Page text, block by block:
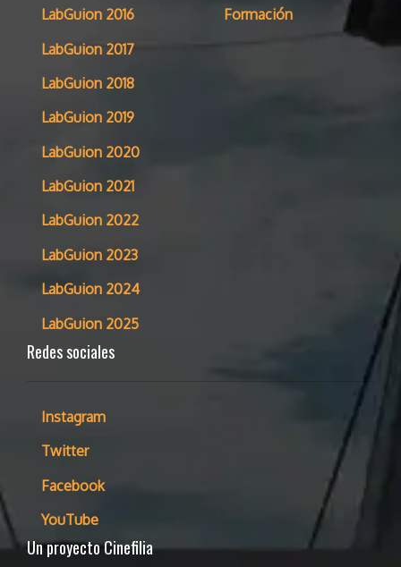
LabGuion 2016
LabGuion 2017
LabGuion 2018
LabGuion 2019
LabGuion 2020
LabGuion 2021
LabGuion 2022
LabGuion 2023
LabGuion 2024
LabGuion 2025
Formación
Redes sociales
Instagram
Twitter
Facebook
YouTube
Un proyecto Cinefilia